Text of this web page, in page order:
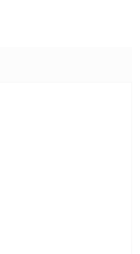
hviezdičiek.
hviezdičiek.